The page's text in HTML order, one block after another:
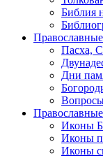
Библия
Пасха,
Дни
Иконы
Иконы
Иконы